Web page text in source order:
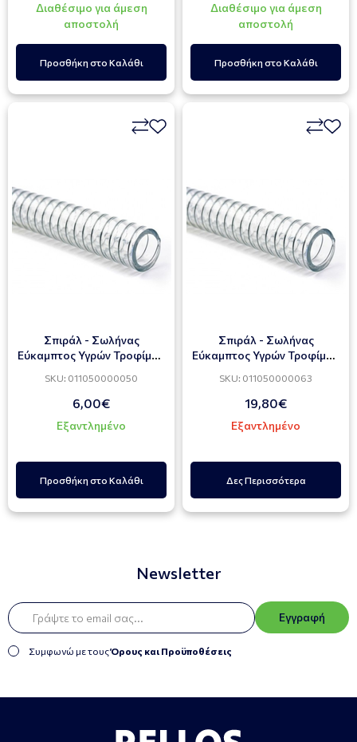
Διαθέσιμο για άμεση
αποστολή
Προσθήκη στο Καλάθι
Διαθέσιμο για άμεση
αποστολή
Προσθήκη στο Καλάθι
Σπιράλ - Σωλήνας
Εύκαμπτος Υγρών Τροφίμων
SKU: 011050000050
6,00€
Εξαντλημένο
Προσθήκη στο Καλάθι
Σπιράλ - Σωλήνας
Εύκαμπτος Υγρών Τροφίμων
SKU: 011050000063
19,80€
Εξαντλημένο
Δες Περισσότερα
Newsletter
Εγγραφή
Συμφωνώ με τουςΌρους και Προϋποθέσεις